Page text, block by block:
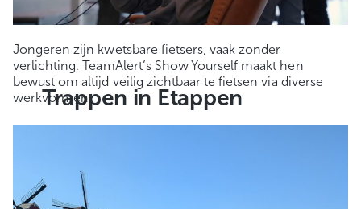
Jongeren zijn kwetsbare fietsers, vaak zonder
verlichting. TeamAlert’s Show Yourself maakt hen
bewust om altijd veilig zichtbaar te fietsen via diverse
werkvormen.
Trappen in Etappen